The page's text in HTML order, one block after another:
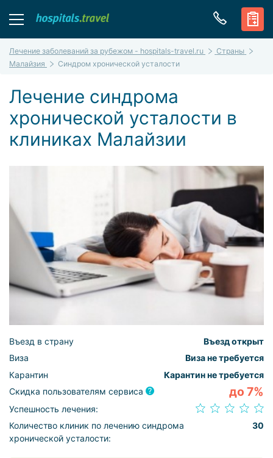
Лечение заболеваний за рубежом - hospitals-travel.ru
Страны
Малайзия
Синдром хронической усталости
Лечение синдрома
хронической усталости в
клиниках Малайзии
Въезд в страну
Въезд открыт
Виза
Виза не требуется
Карантин
Карантин не требуется
Скидка пользователям сервиса
до 7%
Успешность лечения:
Количество клиник по лечению синдрома
хронической усталости:
30